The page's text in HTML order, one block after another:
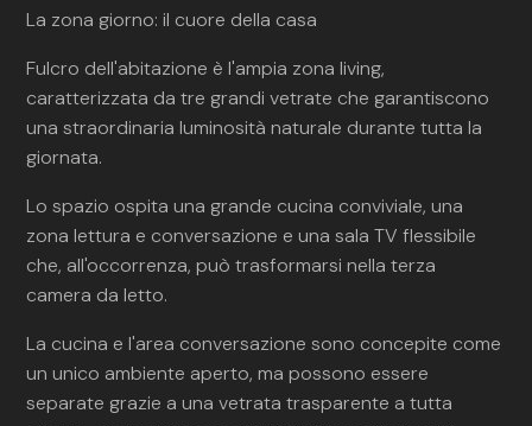
La zona giorno: il cuore della casa
Fulcro dell'abitazione è l'ampia zona living,
caratterizzata da tre grandi vetrate che garantiscono
una straordinaria luminosità naturale durante tutta la
giornata.
Lo spazio ospita una grande cucina conviviale, una
zona lettura e conversazione e una sala TV flessibile
che, all'occorrenza, può trasformarsi nella terza
camera da letto.
La cucina e l'area conversazione sono concepite come
un unico ambiente aperto, ma possono essere
separate grazie a una vetrata trasparente a tutta